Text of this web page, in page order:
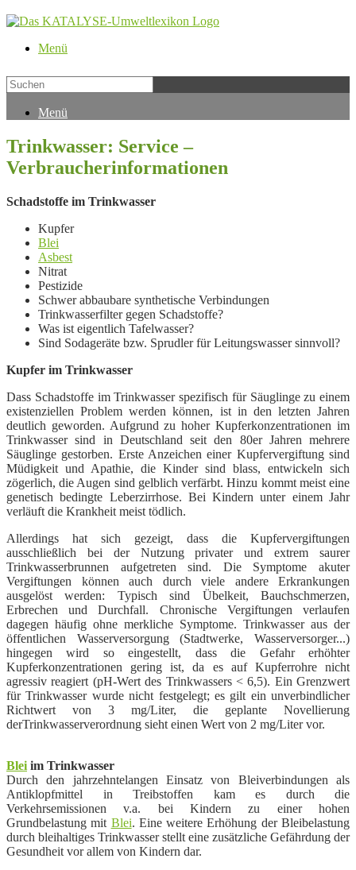
Menü
Menü
Trinkwasser: Service –
Verbraucherinformationen
Schadstoffe im Trinkwasser
Kupfer
Blei
Asbest
Nitrat
Pestizide
Schwer abbaubare synthetische Verbindungen
Trinkwasserfilter gegen Schadstoffe?
Was ist eigentlich Tafelwasser?
Sind Sodageräte bzw. Sprudler für Leitungswasser sinnvoll?
Kupfer im Trinkwasser
Dass Schadstoffe im Trinkwasser spezifisch für Säuglinge zu einem
existenziellen Problem werden können, ist in den letzten Jahren
deutlich geworden. Aufgrund zu hoher Kupferkonzentrationen im
Trinkwasser sind in Deutschland seit den 80er Jahren mehrere
Säuglinge gestorben. Erste Anzeichen einer Kupfervergiftung sind
Müdigkeit und Apathie, die Kinder sind blass, entwickeln sich
zögerlich, die Augen sind gelblich verfärbt. Hinzu kommt meist eine
genetisch bedingte Leberzirrhose. Bei Kindern unter einem Jahr
verläuft die Krankheit meist tödlich.
Allerdings hat sich gezeigt, dass die Kupfervergiftungen
ausschließlich bei der Nutzung privater und extrem saurer
Trinkwasserbrunnen aufgetreten sind. Die Symptome akuter
Vergiftungen können auch durch viele andere Erkrankungen
ausgelöst werden: Typisch sind Übelkeit, Bauchschmerzen,
Erbrechen und Durchfall. Chronische Vergiftungen verlaufen
dagegen häufig ohne merkliche Symptome. Trinkwasser aus der
öffentlichen Wasserversorgung (Stadtwerke, Wasserversorger...)
hingegen wird so eingestellt, dass die Gefahr erhöhter
Kupferkonzentrationen gering ist, da es auf Kupferrohre nicht
agressiv reagiert (pH-Wert des Trinkwassers < 6,5). Ein Grenzwert
fürTrinkwasser wurde nicht festgelegt; es gilt ein unverbindlicher
Richtwert von 3 mg/Liter, die geplante Novellierung
derTrinkwasserverordnung sieht einen Wert von 2 mg/Liter vor.
Blei im Trinkwasser
Durch den jahrzehntelangen Einsatz von Bleiverbindungen als
Antiklopfmittel in Treibstoffen kam es durch die
Verkehrsemissionen v.a. bei Kindern zu einer hohen
Grundbelastung mit Blei. Eine weitere Erhöhung der Bleibelastung
durch bleihaltiges Trinkwasser stellt eine zusätzliche Gefährdung der
Gesundheit vor allem von Kindern dar.